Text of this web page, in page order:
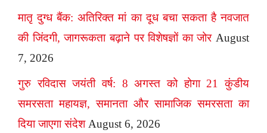
मातृ दुग्ध बैंक: अतिरिक्त मां का दूध बचा सकता है नवजात
की जिंदगी, जागरूकता बढ़ाने पर विशेषज्ञों का जोर August
7, 2026
गुरु रविदास जयंती वर्ष: 8 अगस्त को होगा 21 कुंडीय
समरसता महायज्ञ, समानता और सामाजिक समरसता का
दिया जाएगा संदेश August 6, 2026